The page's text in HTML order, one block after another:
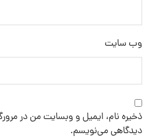
وب‌ سایت
ذخیره نام، ایمیل و وبسایت من در
دیدگاهی می‌نویسم.